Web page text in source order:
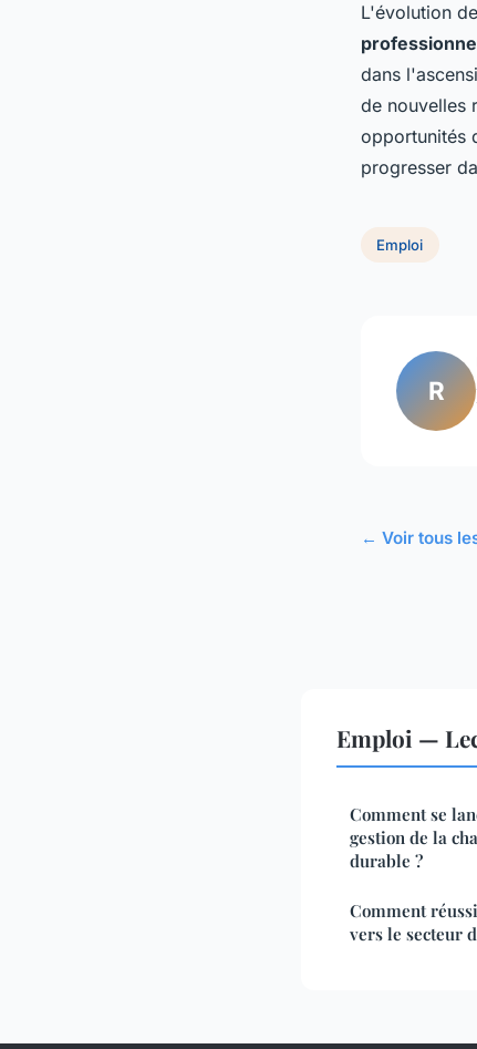
L'évolution
dans
de nouvelles
opportunités
progresser
Emploi
R
← Voir tous
Emploi —
Comment se
gestion de la
durable ?
Comment
vers le secteur